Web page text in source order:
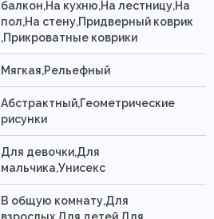
балкон,На кухню,На лестницу,На
пол,На стену,Придверный коврик
,Прикроватные коврики
Мягкая,Рельефный
Абстрактный,Геометрические
рисунки
Для девочки,Для
мальчика,Унисекс
В общую комнату,Для